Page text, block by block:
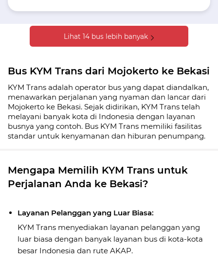
Lihat 14 bus lebih banyak
Bus KYM Trans dari Mojokerto ke Bekasi
KYM Trans adalah operator bus yang dapat diandalkan,
menawarkan perjalanan yang nyaman dan lancar dari
Mojokerto ke Bekasi. Sejak didirikan, KYM Trans telah
melayani banyak kota di Indonesia dengan layanan
busnya yang contoh. Bus KYM Trans memiliki fasilitas
standar untuk kenyamanan dan hiburan penumpang.
Mengapa Memilih KYM Trans untuk
Perjalanan Anda ke Bekasi?
Layanan Pelanggan yang Luar Biasa:
KYM Trans menyediakan layanan pelanggan yang
luar biasa dengan banyak layanan bus di kota-kota
besar Indonesia dan rute AKAP.